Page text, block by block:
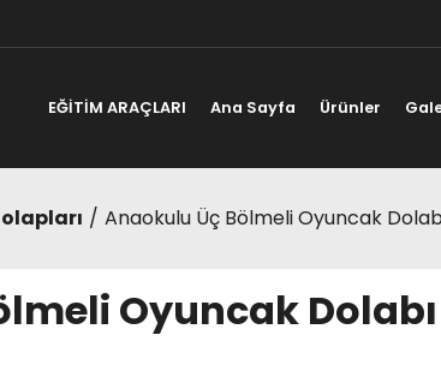
EĞİTİM ARAÇLARI Ana Sayfa Ürünler
Anaokulu Üç Bölmeli Oyuncak
Oyuncak